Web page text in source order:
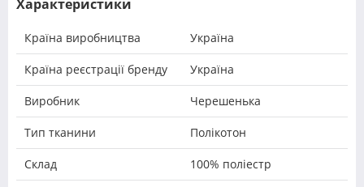
Характеристики
Країна виробництва Україна
Країна реєстрації бренду Україна
Виробник Черешенька
Тип тканини Полікотон
Склад 100% поліестр